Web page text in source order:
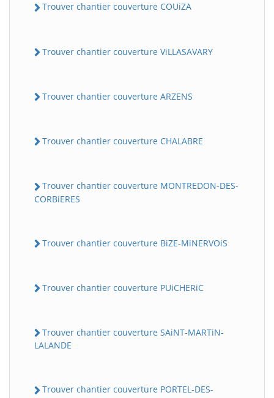
Trouver chantier couverture COUiZA
Trouver chantier couverture ViLLASAVARY
Trouver chantier couverture ARZENS
Trouver chantier couverture CHALABRE
Trouver chantier couverture MONTREDON-DES-
CORBiERES
Trouver chantier couverture BiZE-MiNERVOiS
Trouver chantier couverture PUiCHERiC
Trouver chantier couverture SAiNT-MARTiN-
LALANDE
Trouver chantier couverture PORTEL-DES-